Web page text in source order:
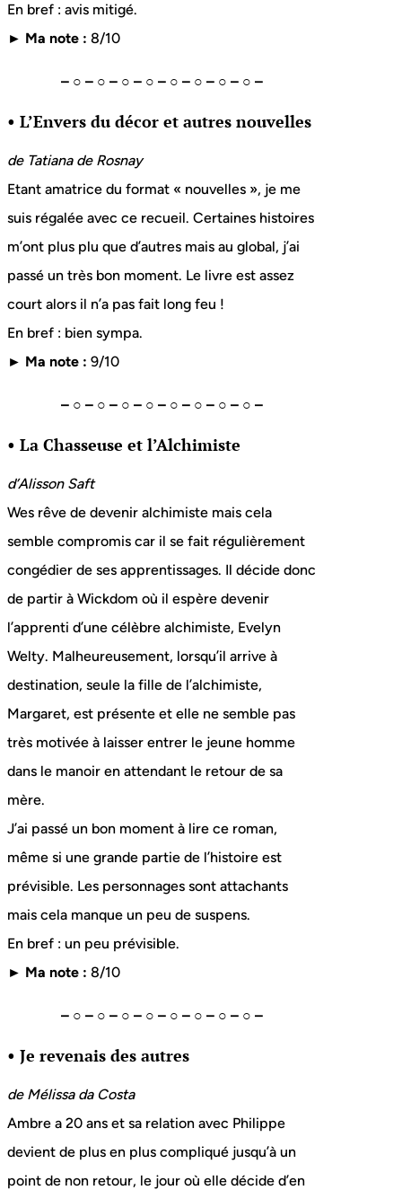
En bref : avis mitigé.
► Ma note : 8/10
– ○ – ○ – ○ – ○ – ○ – ○ – ○ – ○ –
• L’Envers du décor et autres nouvelles
de Tatiana de Rosnay
Etant amatrice du format « nouvelles », je me
suis régalée avec ce recueil. Certaines histoires
m’ont plus plu que d’autres mais au global, j’ai
passé un très bon moment. Le livre est assez
court alors il n’a pas fait long feu !
En bref : bien sympa.
► Ma note : 9/10
– ○ – ○ – ○ – ○ – ○ – ○ – ○ – ○ –
• La Chasseuse et l’Alchimiste
d’Alisson Saft
Wes rêve de devenir alchimiste mais cela
semble compromis car il se fait régulièrement
congédier de ses apprentissages. Il décide donc
de partir à Wickdom où il espère devenir
l’apprenti d’une célèbre alchimiste, Evelyn
Welty. Malheureusement, lorsqu’il arrive à
destination, seule la fille de l’alchimiste,
Margaret, est présente et elle ne semble pas
très motivée à laisser entrer le jeune homme
dans le manoir en attendant le retour de sa
mère.
J’ai passé un bon moment à lire ce roman,
même si une grande partie de l’histoire est
prévisible. Les personnages sont attachants
mais cela manque un peu de suspens.
En bref : un peu prévisible.
► Ma note : 8/10
– ○ – ○ – ○ – ○ – ○ – ○ – ○ – ○ –
• Je revenais des autres
de Mélissa da Costa
Ambre a 20 ans et sa relation avec Philippe
devient de plus en plus compliqué jusqu’à un
point de non retour, le jour où elle décide d’en